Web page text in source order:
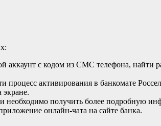
аккаунт с кодом из СМС телефона, найти
активирования в банкомате
необходимо получить более подробную
онлайн-чата на сайте банка.